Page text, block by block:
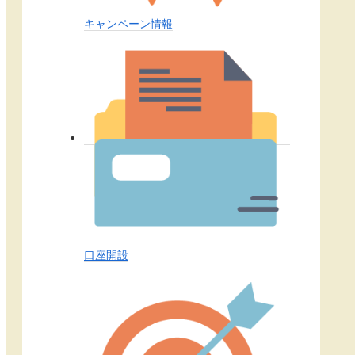
キャンペーン情報
口座開設